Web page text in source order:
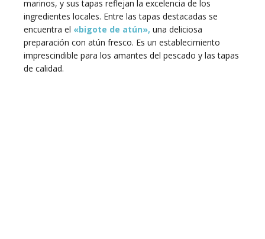
marinos, y sus tapas reflejan la excelencia de los
ingredientes locales. Entre las tapas destacadas se
encuentra el «bigote de atún», una deliciosa
preparación con atún fresco. Es un establecimiento
imprescindible para los amantes del pescado y las tapas
de calidad.